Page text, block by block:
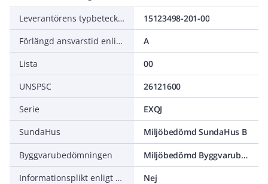
Leverantörens typbeteckning
15123498-201-00
Förlängd ansvarstid enligt ALEM-09
A
Lista
00
UNSPSC
26121600
Serie
EXQJ
SundaHus
Miljöbedömd SundaHus B
Byggvarubedömningen
Miljöbedömd Byggvarubedömning Accepteras
Informationsplikt enligt REACH
Nej